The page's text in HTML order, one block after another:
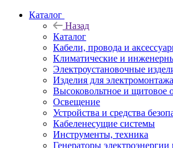
Каталог
Назад
Каталог
Кабели, провода и
Климатические и
Электроустановочные
Изделия для электромонтажа
Высоковольтное и щитовое
Освещение
Устройства и средства
Кабеленесущие системы
Инструменты, техника
Генераторы